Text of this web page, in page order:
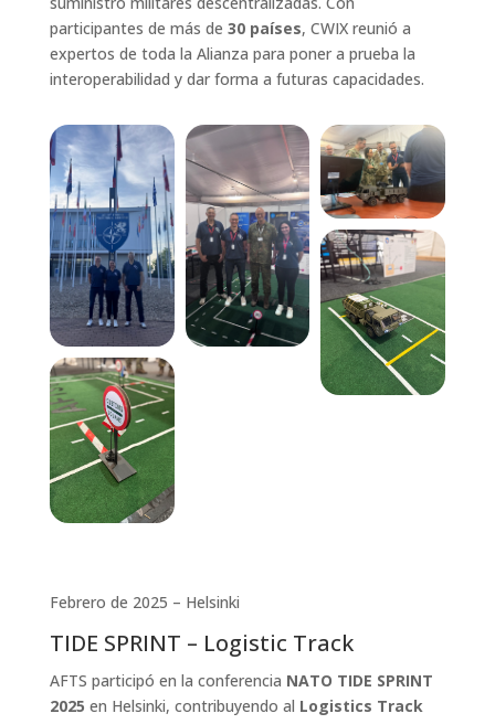
participantes de más de 30 países, CWIX reunió a
expertos de toda la Alianza para poner a prueba la
interoperabilidad y dar forma a futuras capacidades.
Febrero de 2025 – Helsinki
TIDE SPRINT – Logistic Track
AFTS participó en la conferencia NATO TIDE SPRINT
2025 en Helsinki, contribuyendo al Logistics Track